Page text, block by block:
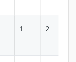
1 2